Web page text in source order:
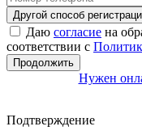
Другой способ
Даю согласие на
соответствии с
Продолжить
Нужен
Подтверждение